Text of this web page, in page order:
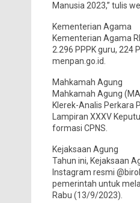
Manusia 2023,” tulis
Kementerian Agama
Kementerian Agama
2.296 PPPK guru, 224
menpan.go.id.
Mahkamah Agung
Mahkamah Agung
Klerek-Analis Perkara
Lampiran XXXV
formasi CPNS.
Kejaksaan Agung
Tahun ini, Kejaksaan
Instagram resmi
pemerintah untuk
Rabu (13/9/2023).